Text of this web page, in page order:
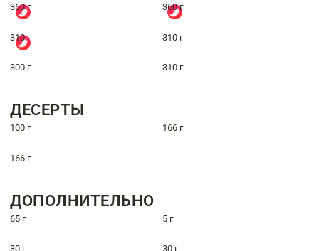
360 г 360 г
310 г 310 г
300 г 310 г
ДЕСЕРТЫ
100 г 166 г
166 г
ДОПОЛНИТЕЛЬНО
65 г 5 г
30 г 30 г